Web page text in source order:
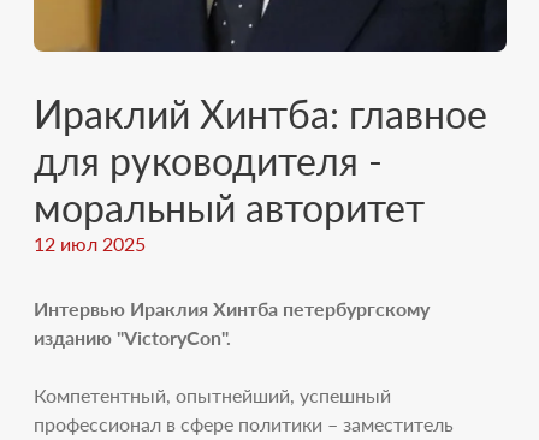
Ираклий Хинтба: главное
для руководителя -
моральный авторитет
12 июл 2025
Интервью Ираклия Хинтба петербургскому
изданию "VictoryCon".
Компетентный, опытнейший, успешный
профессионал в сфере политики – заместитель